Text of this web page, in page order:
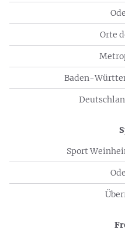
Orte
Baden-
Sport